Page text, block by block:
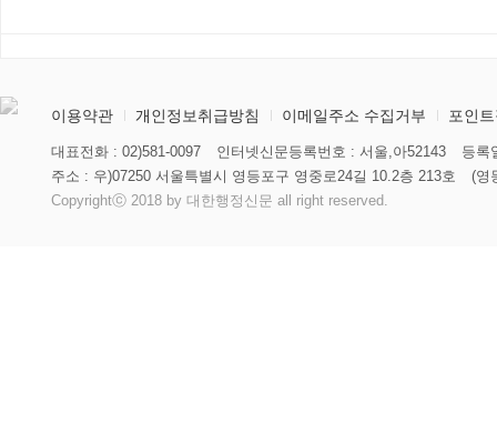
이용약관 개인정보취급방침 이메일주소 수집거부 포인
대표전화 : 02)581-0097 인터넷신문등록번호 : 서울,아52143
등록
주소 : 우)07250 서울특별시 영등포구 영중로24길 10.2층 213호
(영
Copyrightⓒ 2018 by 대한행정신문 all right reserved.